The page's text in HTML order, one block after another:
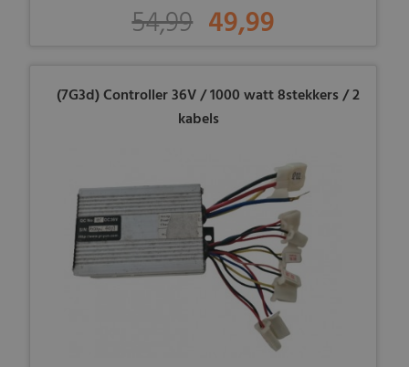
54,99 49,99
(7G3d) Controller 36V / 1000 watt 8stekkers / 2
kabels